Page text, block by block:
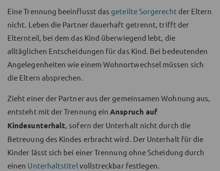
Eine Trennung beeinflusst dasgeteilte Sorgerechtder Eltern
nicht. Leben die Partner dauerhaft getrennt, trifft der
Elternteil, bei dem das Kind überwiegend lebt, die
alltäglichen Entscheidungen für das Kind. Bei bedeutenden
Angelegenheiten wie einem Wohnortwechsel müssen sich
die Eltern absprechen.
Zieht einer der Partner aus der gemeinsamen Wohnung aus,
entsteht mit der Trennung einAnspruch auf
Kindesunterhalt, sofern der Unterhalt nicht durch die
Betreuung des Kindes erbracht wird. Der Unterhalt für die
Kinder lässt sich bei einer Trennung ohne Scheidung durch
einen Unterhaltstitel vollstreckbar festlegen.